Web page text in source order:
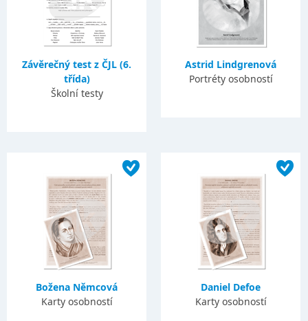
Závěrečný test z ČJL (6.
třída)
Školní testy
Astrid Lindgrenová
Portréty osobností
Božena Němcová
Karty osobností
Daniel Defoe
Karty osobností